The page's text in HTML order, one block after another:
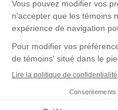
Gestion des témoins
Conditions d'utilisation
© 2026 MUSÉE
QUÉBEC